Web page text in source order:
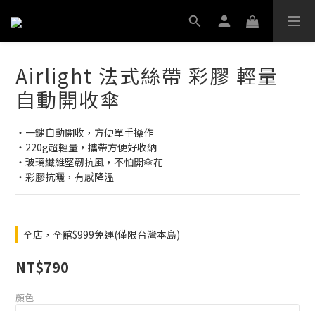
Airlight 法式絲帶 彩膠 輕量
自動開收傘
‧一鍵自動開收，方便單手操作
‧220g超輕量，攜帶方便好收納
‧玻璃纖維堅韌抗風，不怕開傘花
‧彩膠抗曬，有感降溫
全店，全館$999免運(僅限台灣本島)
NT$790
顏色